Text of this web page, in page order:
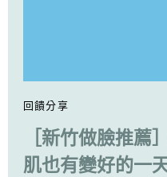
回饋分享
［新竹做臉推薦
肌也有變好的一